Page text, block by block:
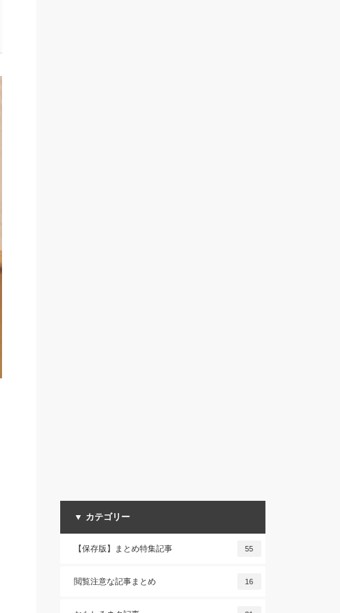
▼ カテゴリー
【保存版】まとめ特集記事 55
閲覧注意な記事まとめ 16